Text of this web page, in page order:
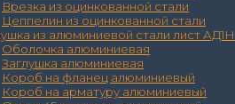
Врезка из оцинкованной стали
Цеппелин из оцинкованной стали
из алюминиевой стали лист АД1Н
Оболочка алюминиевая
Заглушка алюминиевая
Короб на фланец алюминиевый
Короб на арматуру алюминиевый